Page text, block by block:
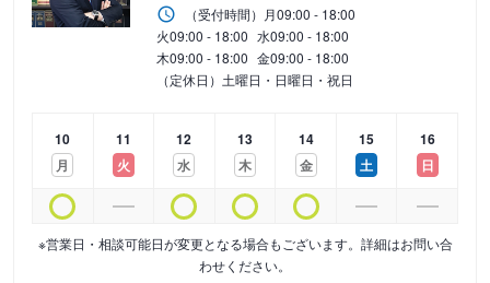
（受付時間） 月09:00 - 18:00
火09:00 - 18:00 水09:00 - 18:00
木09:00 - 18:00 金09:00 - 18:00
（定休日）土曜日・日曜日・祝日
10
月
11
火
12
水
13
木
14
金
15
土
16
日
※営業日・相談可能日が変更となる場合もございます。詳細はお問い合
わせください。